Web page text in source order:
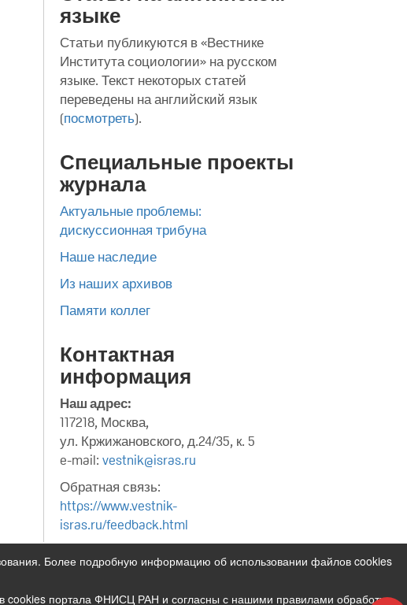
языке
Статьи публикуются в «Вестнике
Института социологии» на русском
языке. Текст некоторых статей
переведены на английский язык
(посмотреть).
Специальные проекты
журнала
Актуальные проблемы:
дискуссионная трибуна
Наше наследие
Из наших архивов
Памяти коллег
Контактная
информация
Наш адрес:
117218, Москва,
ул. Кржижановского, д.24/35, к. 5
e-mail: vestnik@isras.ru
Обратная связь:
https://www.vestnik-
isras.ru/feedback.html
Более подробную информацию об использовании файлов cookies
cookies портала ФНИСЦ РАН и согласны с нашими правилами обработки